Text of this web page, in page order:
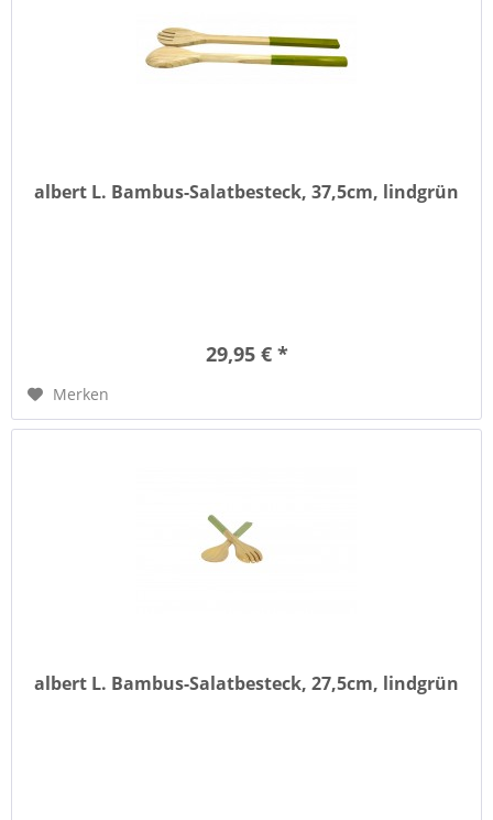
albert L. Bambus-Salatbesteck, 37,5cm, lindgrün
29,95 € *
Merken
albert L. Bambus-Salatbesteck, 27,5cm, lindgrün